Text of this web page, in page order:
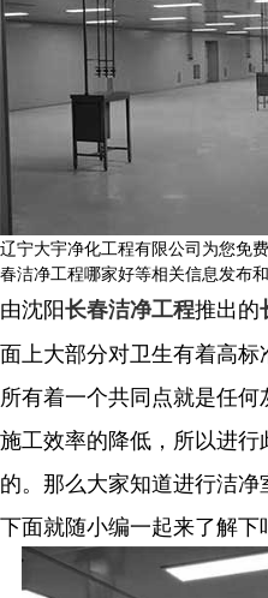
辽宁大宇净化工程有限公司为您免
春洁净工程哪家好等相关信息发布
由沈阳长春洁净工程推出的
面上大部分对卫生有着高
所有着一个共同点就是任
施工效率的降低，所以进
的。那么大家知道进行洁
下面就随小编一起来了解下